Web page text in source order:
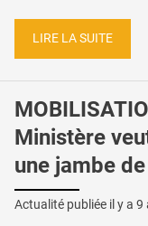
LIRE LA SUITE
Ministère
une jambe
Actualité publiée il y a 9